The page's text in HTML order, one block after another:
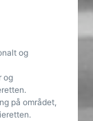
og
og
på området,